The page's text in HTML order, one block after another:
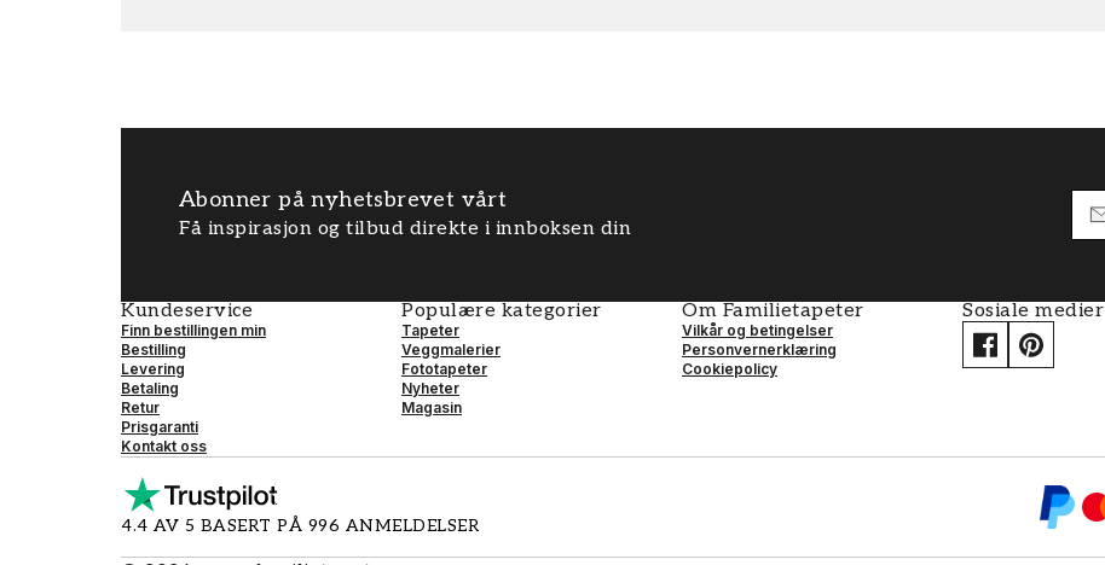
Abonner på nyhetsbrevet vårt
Få inspirasjon og tilbud direkte i innboksen din
Kundeservice
Finn bestillingen min
Bestilling
Levering
Betaling
Retur
Prisgaranti
Kontakt oss
Populære kategorier
Tapeter
Veggmalerier
Fototapeter
Nyheter
Magasin
Om Familietapeter
Vilkår og betingelser
Personvernerklæring
Cookiepolicy
Sosiale medier
4.4 AV 5 BASERT PÅ 996 ANMELDELSER